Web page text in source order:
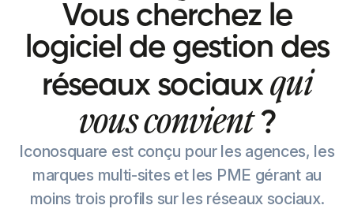
Vous cherchez le
logiciel de gestion des
réseaux sociaux qui
vous convient?
Iconosquare est conçu pour les agences, les
marques multi-sites et les PME gérant au
moins trois profils sur les réseaux sociaux.